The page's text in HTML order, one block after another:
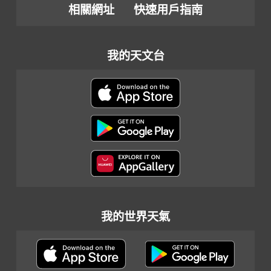
相關網址
快速用戶指南
我的天文台
我的世界天氣